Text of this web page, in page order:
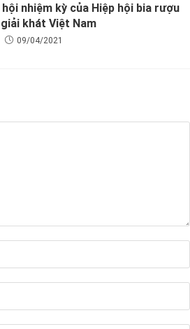
nhiệm kỳ của Hiệp hội bia rượu
khát Việt Nam
09/04/2021